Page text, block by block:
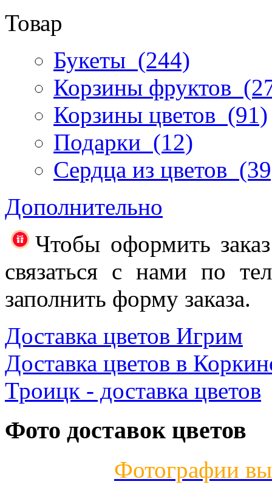
Товар
Букеты (244)
Корзины фруктов
Корзины цветов (91)
Подарки (12)
Сердца из цветов
Дополнительно
Чтобы оформить
связаться с нами по
заполнить форму заказа.
Доставка цветов Игрим
Доставка цветов в
Троицк - доставка цветов
Фото доставок цветов
Фотографии